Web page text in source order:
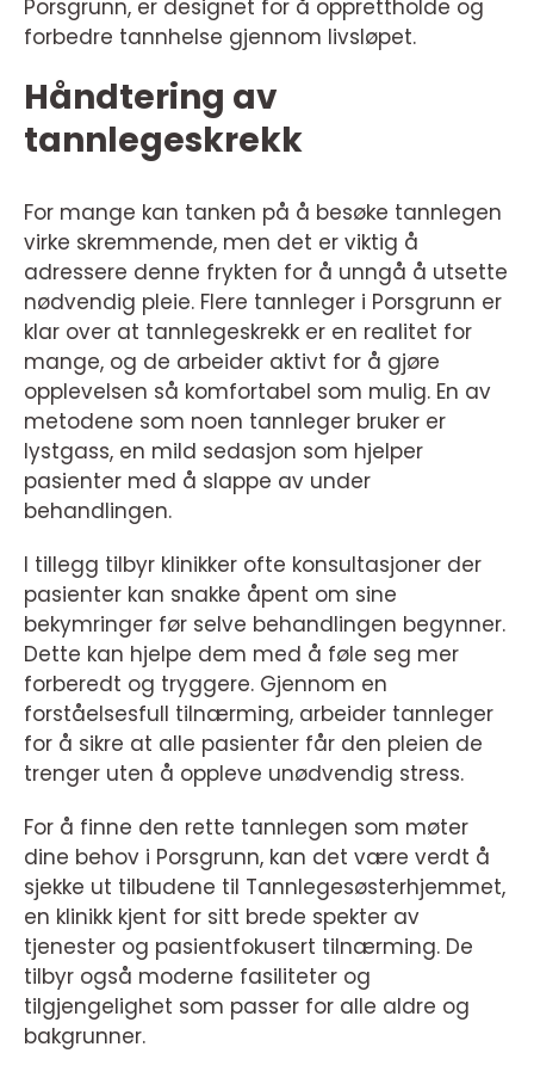
Porsgrunn, er designet for å opprettholde og
forbedre tannhelse gjennom livsløpet.
Håndtering av
tannlegeskrekk
For mange kan tanken på å besøke tannlegen
virke skremmende, men det er viktig å
adressere denne frykten for å unngå å utsette
nødvendig pleie. Flere tannleger i Porsgrunn er
klar over at tannlegeskrekk er en realitet for
mange, og de arbeider aktivt for å gjøre
opplevelsen så komfortabel som mulig. En av
metodene som noen tannleger bruker er
lystgass, en mild sedasjon som hjelper
pasienter med å slappe av under
behandlingen.
I tillegg tilbyr klinikker ofte konsultasjoner der
pasienter kan snakke åpent om sine
bekymringer før selve behandlingen begynner.
Dette kan hjelpe dem med å føle seg mer
forberedt og tryggere. Gjennom en
forståelsesfull tilnærming, arbeider tannleger
for å sikre at alle pasienter får den pleien de
trenger uten å oppleve unødvendig stress.
For å finne den rette tannlegen som møter
dine behov i Porsgrunn, kan det være verdt å
sjekke ut tilbudene til Tannlegesøsterhjemmet,
en klinikk kjent for sitt brede spekter av
tjenester og pasientfokusert tilnærming. De
tilbyr også moderne fasiliteter og
tilgjengelighet som passer for alle aldre og
bakgrunner.